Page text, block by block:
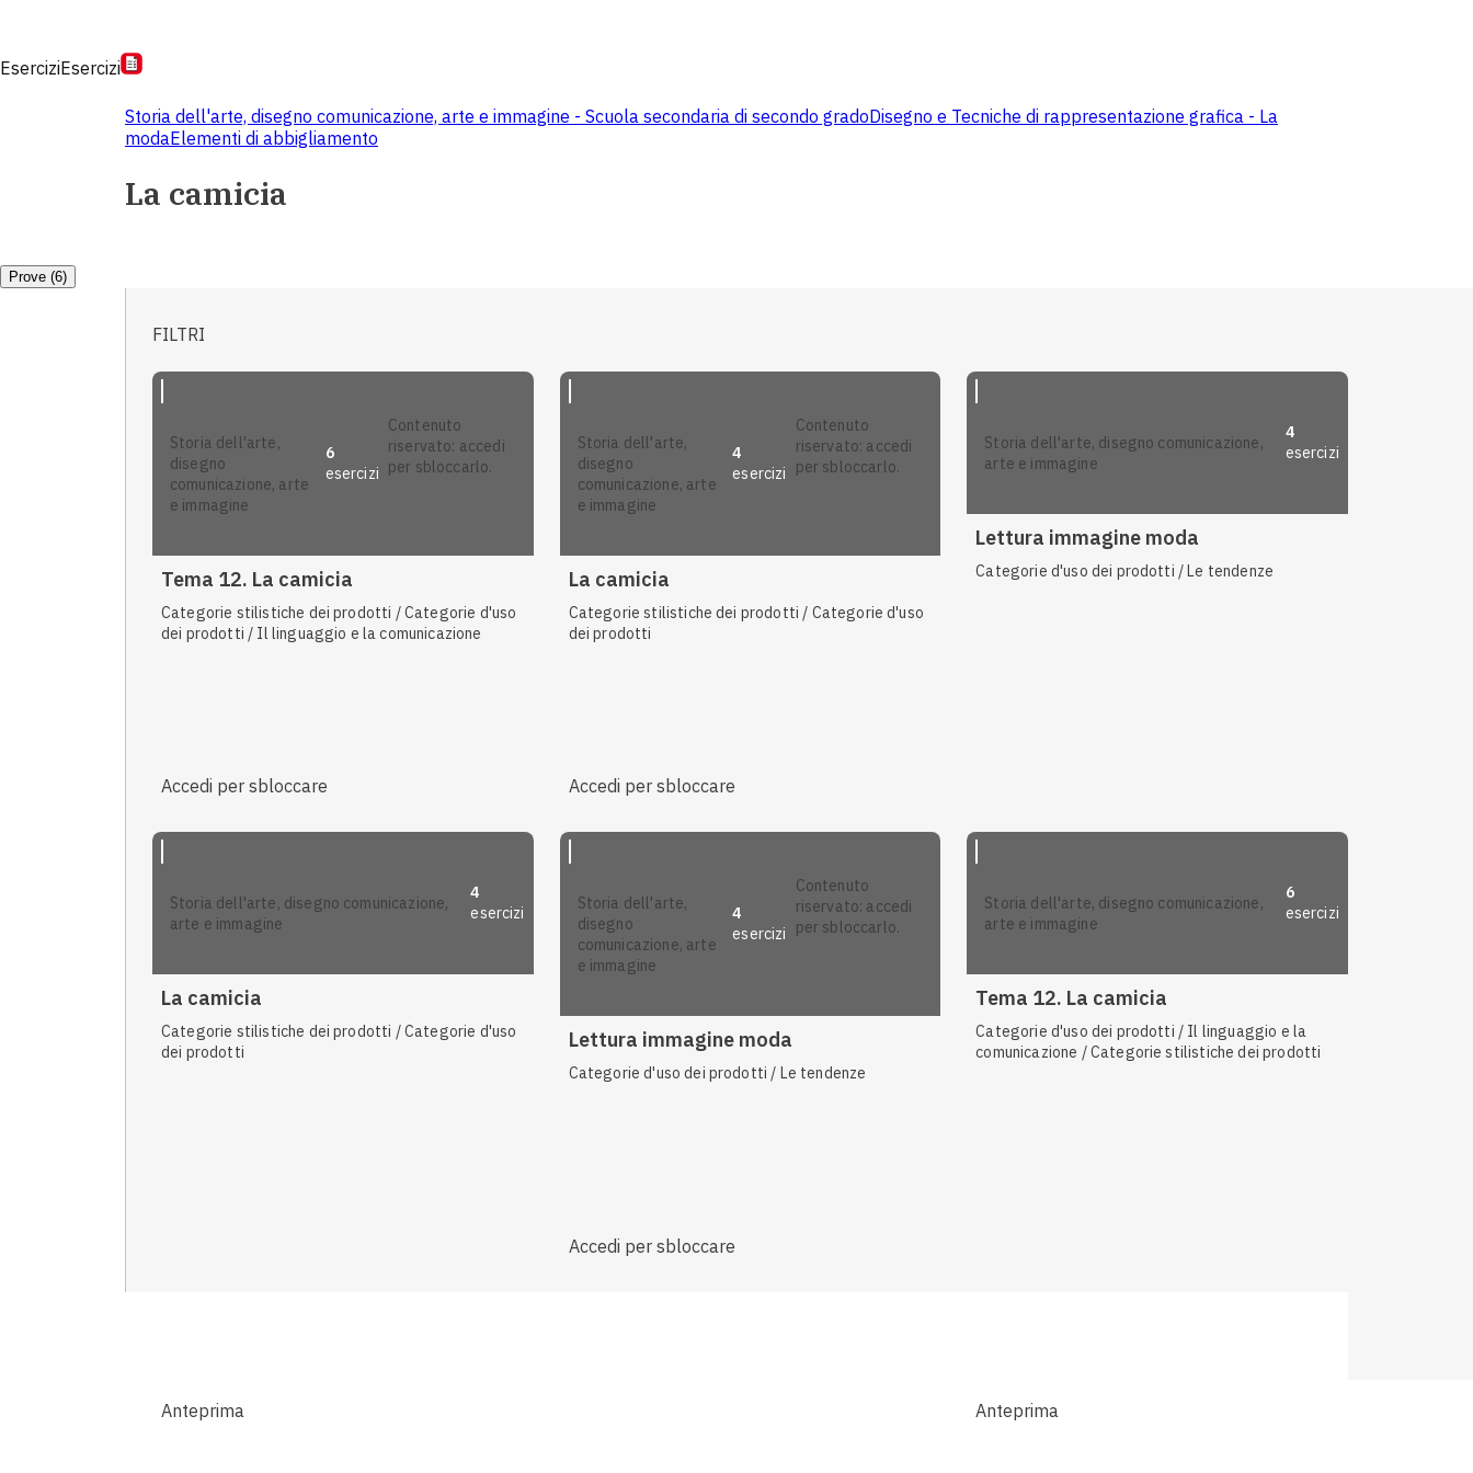
EserciziEsercizi
Storia dell'arte, disegno comunicazione, arte e immagine - Scuola secondaria di secondo gradoDisegno e Tecniche di rappresentazione grafica - La
modaElementi di abbigliamento
La camicia
Prove (6)
FILTRI
storia dell'arte,
disegno
comunicazione, arte
e immagine
6
esercizi
contenuto
riservato: accedi
per sbloccarlo.
Tema 12. La camicia
Categorie stilistiche dei prodotti / Categorie d'uso
dei prodotti / Il linguaggio e la comunicazione
Accedi per sbloccare
storia dell'arte,
disegno
comunicazione, arte
e immagine
4
esercizi
contenuto
riservato: accedi
per sbloccarlo.
La camicia
Categorie stilistiche dei prodotti / Categorie d'uso
dei prodotti
Accedi per sbloccare
storia dell'arte, disegno comunicazione,
arte e immagine
4
esercizi
Lettura immagine moda
Categorie d'uso dei prodotti / Le tendenze
storia dell'arte, disegno comunicazione,
arte e immagine
4
esercizi
La camicia
Categorie stilistiche dei prodotti / Categorie d'uso
dei prodotti
Anteprima
storia dell'arte,
disegno
comunicazione, arte
e immagine
4
esercizi
contenuto
riservato: accedi
per sbloccarlo.
Lettura immagine moda
Categorie d'uso dei prodotti / Le tendenze
Accedi per sbloccare
storia dell'arte, disegno comunicazione,
arte e immagine
6
esercizi
Tema 12. La camicia
Categorie d'uso dei prodotti / Il linguaggio e la
comunicazione / Categorie stilistiche dei prodotti
Anteprima